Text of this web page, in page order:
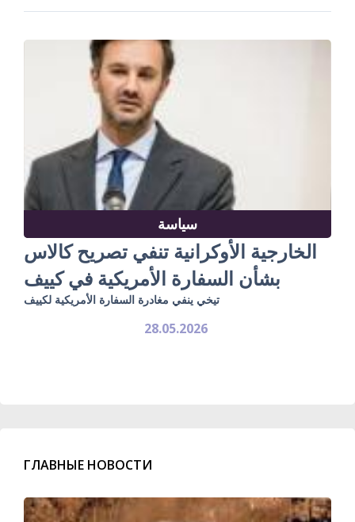
سياسة
الخارجية الأوكرانية تنفي تصريح كالاس
بشأن السفارة الأمريكية في كييف
تيخي ينفي مغادرة السفارة الأمريكية لكييف
28.05.2026
ГЛАВНЫЕ НОВОСТИ